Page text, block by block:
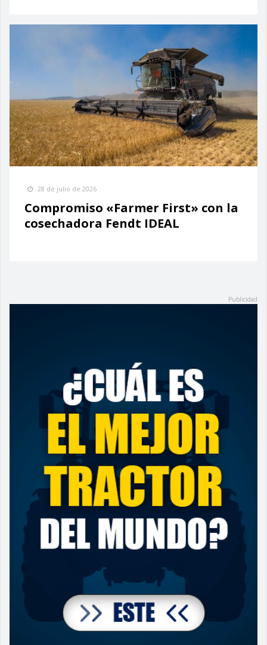
28 de julio de 2026
Compromiso «Farmer First» con la
cosechadora Fendt IDEAL